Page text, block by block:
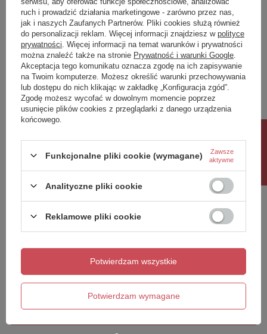
Napisz swoją opinię
Twoja ocena:
5/5
Treść twojej opinii
Dodaj własne zdjęcie produktu:
Wyślij opinię
ruch i prowadzić działania marketingowe - zarówno przez nas,
jak i naszych Zaufanych Partnerów. Pliki cookies służą również
do personalizacji reklam. Więcej informacji znajdziesz w polityce
prywatności . Więcej informacji na temat warunków i prywatności
można znaleźć także na stronie Prywatność i warunki Google
Akceptacja tego komunikatu oznacza zgodę na ich zapisywanie
na Twoim komputerze. Możesz określić warunki przechowywania
lub dostępu do nich klikając w zakładkę „Konfiguracja zgód”.
Zgodę możesz wycofać w dowolnym momencie poprzez
usunięcie plików cookies z przeglądarki z danego urządzenia
końcowego.
Funkcjonalne pliki cookie (wymagane) Zawsze
aktywne
Analityczne pliki cookie
Reklamowe pliki cookie
Potwierdzam wymagane
Potwierdzam wszystkie